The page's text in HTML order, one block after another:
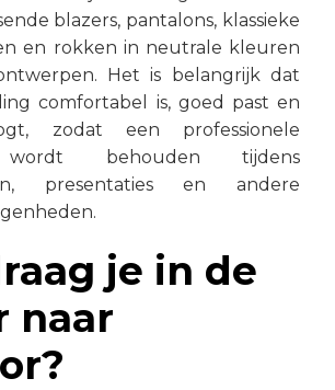
blazers, pantalons, klassieke
en rokken in neutrale kleuren
Het is belangrijk dat
comfortabel is, goed past en
zodat een professionele
wordt behouden tijdens
presentaties en andere
je in de
naar